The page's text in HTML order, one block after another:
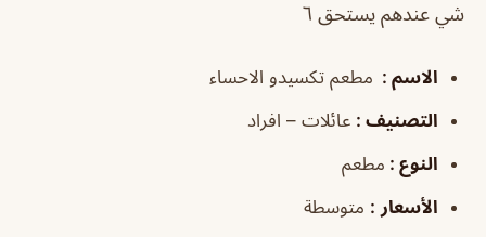
شي عندهم يستحق ٦
الاسم : مطعم تكسيدو الاحساء
التصنيف : عائلات – افراد
النوع : مطعم
الأسعار : متوسطة